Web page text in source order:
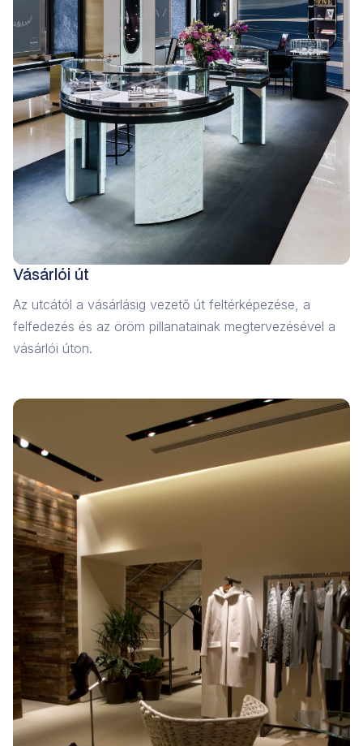
Vásárlói út
Az utcától a vásárlásig vezető út feltérképezése, a
felfedezés és az öröm pillanatainak megtervezésével a
vásárlói úton.